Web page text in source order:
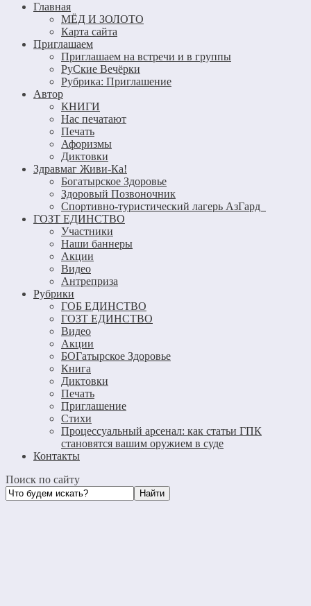
Главная
МЁД И ЗОЛОТО
Карта сайта
Приглашаем
Приглашаем на встречи и в группы
РуСкие Вечёрки
Рубрика: Приглашение
Автор
КНИГИ
Нас печатают
Печать
Афоризмы
Диктовки
Здравмаг Живи-Ка!
Богатырское Здоровье
Здоровый Позвоночник
Спортивно-туристический лагерь АзГард
ГОЗТ ЕДИНСТВО
Участники
Наши баннеры
Акции
Видео
Антреприза
Рубрики
ГОБ ЕДИНСТВО
ГОЗТ ЕДИНСТВО
Видео
Акции
БОГатырское Здоровье
Книга
Диктовки
Печать
Приглашение
Стихи
Процессуальный арсенал: как статьи ГПК
становятся вашим оружием в суде
Контакты
Поиск по сайту